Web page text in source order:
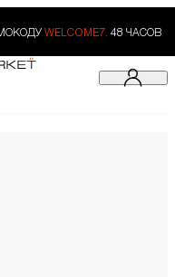
WELCOME7. 48 ЧАСОВ